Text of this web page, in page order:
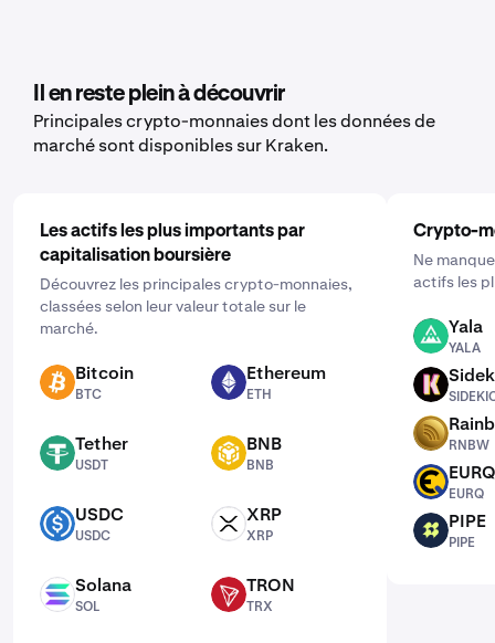
Il en reste plein à découvrir
Principales crypto-monnaies dont les données de
marché sont disponibles sur Kraken.
Les actifs les plus importants par
capitalisation boursière
Découvrez les principales crypto-monnaies,
classées selon leur valeur totale sur le
marché.
BTC Bitcoin
BTC
ETH Ethereum
ETH
USDT Tether
USDT
BNB BNB
BNB
USDC USDC
USDC
XRP XRP
XRP
SOL Solana
SOL
TRX TRON
TRX
Crypto-
Ne
actifs les
YALA Yala
YALA
SIDEKICK
RNBW
RNBW
EURQ EURQ
EURQ
PIPE PIPE
PIPE